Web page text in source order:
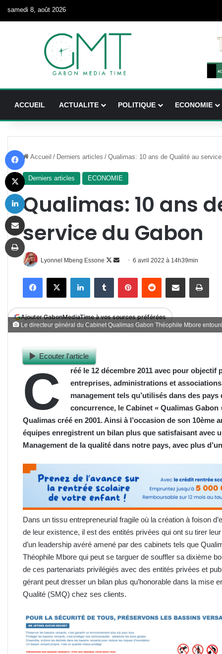
samedi 8, août 2026
ACCUEIL ACTUALITE POLITIQUE ECONOMIE
Accueil / Derniers articles / Qualimas: 10 ans de Qualité au
Derniers articles ECONOMIE
Qualimas: 10 ans
service du Gabon
Lyonnel Mbeng Essone
Follow
Envoyer
courriel
6 avril 2022 à 14h39min
FacebookX LinkedinTumblr PinterestReddit Partager par email
Ajouter GabonMediaTime à vos sources préférées
Le directeur général du Cabinet Qualimas Gabon Théophile Mbore
Ecouter l'article
C
réé le 12 décembre 2011 avec pour
entreprises, administrations et
management tels qu’utilisés dans des
concurrence, le Cabinet « Qualimas
Qualimas créé en 2001. Ainsi à l’occasion de son 10ème
équipes enregistrent un bilan plus que satisfaisant avec
Management de la qualité dans notre pays, avec plus
Dans un tissu entrepreneurial fragile où la création à foison
de leur existence, il est des entités privées qui ont su tirer
d’un leadership avéré amené par des cabinets tels que
Théophile Mbore qui peut se targuer de souffler sa dixième
de ces partenariats privilégiés avec des entités privées et
gérant peut dresser un bilan plus qu’honorable dans la mise
Qualité (SMQ) chez ses clients.
X
Partager par email
Imprimer